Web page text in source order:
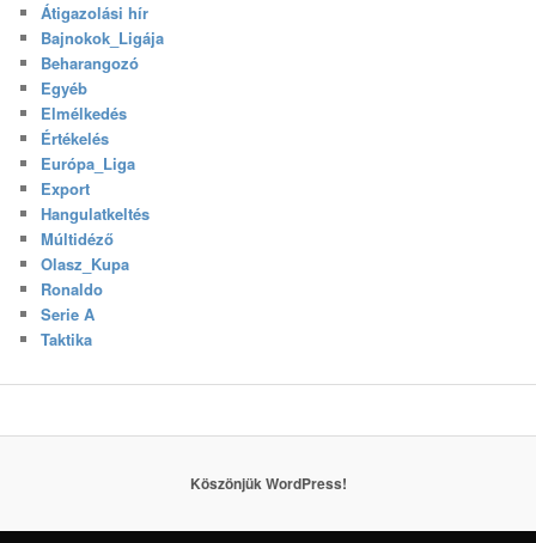
Átigazolási hír
Bajnokok_Ligája
Beharangozó
Egyéb
Elmélkedés
Értékelés
Európa_Liga
Export
Hangulatkeltés
Múltidéző
Olasz_Kupa
Ronaldo
Serie A
Taktika
Köszönjük WordPress!